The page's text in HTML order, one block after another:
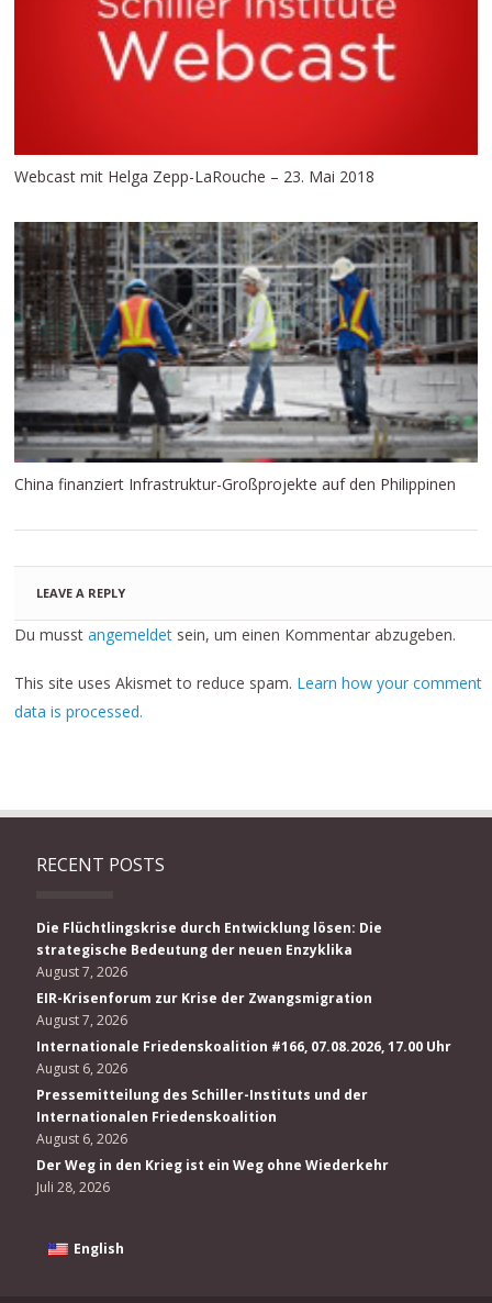
Webcast mit Helga Zepp-LaRouche – 23. Mai 2018
China finanziert Infrastruktur-Großprojekte auf den Philippinen
LEAVE A REPLY
Du musstangemeldet sein, um einen Kommentar abzugeben.
This site uses Akismet to reduce spam. Learn how your comment
data is processed.
RECENT POSTS
Die Flüchtlingskrise durch Entwicklung lösen: Die
strategische Bedeutung der neuen Enzyklika
August 7, 2026
EIR-Krisenforum zur Krise der Zwangsmigration
August 7, 2026
Internationale Friedenskoalition #166, 07.08.2026, 17.00 Uhr
August 6, 2026
Pressemitteilung des Schiller-Instituts und der
Internationalen Friedenskoalition
August 6, 2026
Der Weg in den Krieg ist ein Weg ohne Wiederkehr
Juli 28, 2026
English